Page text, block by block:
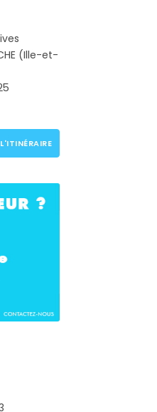
(Ille-et-